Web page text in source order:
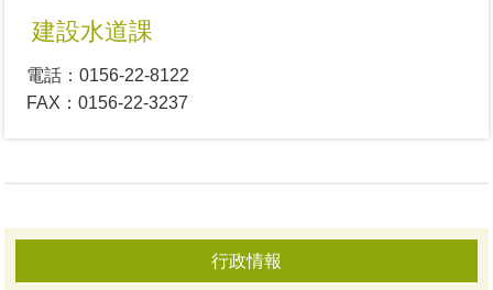
建設水道課
電話：0156-22-8122
FAX：0156-22-3237
行政情報